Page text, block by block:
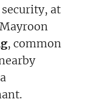
at
, common